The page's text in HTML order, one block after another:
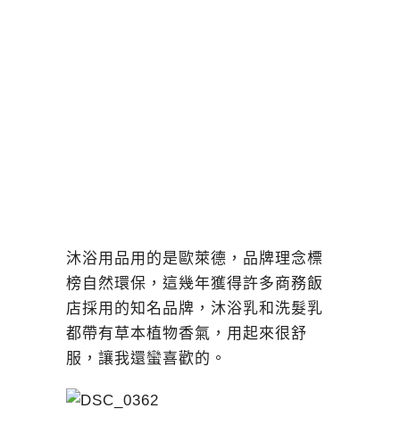
沐浴用品用的是歐萊德，品牌理念標
榜自然環保，這幾年獲得許多商務飯
店採用的知名品牌，沐浴乳和洗髮乳
都帶有草本植物香氣，用起來很舒
服，讓我還蠻喜歡的。